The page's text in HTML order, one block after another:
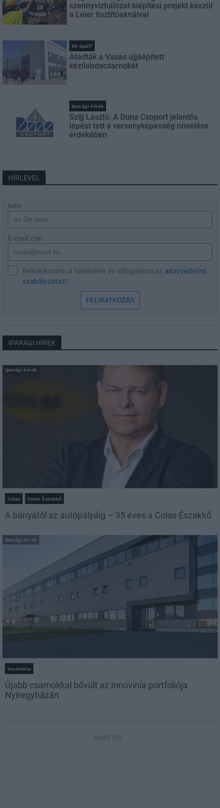
szennyvízhálózat kiépítési projekt készül
a Leier tisztítóaknáival
Mi épül?
Átadták a Vasas újjáépített
kézilabdacsarnokát
Iparági hírek
Szíjj László: A Duna Csoport jelentős
lépést tett a versenyképesség növelése
érdekében
HÍRLEVÉL
Név
E-mail cím
Feliratkozom a hírlevélre és elfogadom az adatvédelmi
szabályzatot!
FELIRATKOZÁS
IPARÁGI HÍREK
Iparági hírek
Colas Colas Északkő
A bányától az autópályáig – 35 éves a Colas Északkő
Iparági hírek
Innovinia
Újabb csarnokkal bővült az Innovinia portfoliója
Nyíregyházán
HIRDETÉS